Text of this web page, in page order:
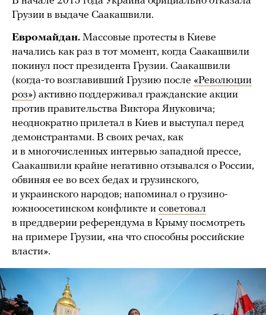
Грузии в выдаче Саакашвили.
Евромайдан. Массовые протесты в Киеве
начались как раз в тот момент, когда Саакашвили
покинул пост президента Грузии. Саакашвили
(когда-то возглавивший Грузию после «Революции
роз») активно поддерживал гражданские акции
против правительства Виктора Януковича;
неоднократно прилетал в Киев и выступал перед
демонстрантами. В своих речах, как
и в многочисленных интервью западной прессе,
Саакашвили крайне негативно отзывался о России,
обвиняя ее во всех бедах и грузинского,
и украинского народов; напоминал о грузино-
южноосетинском конфликте и советовал
в преддверии референдума в Крыму посмотреть
на примере Грузии, «на что способны российские
власти».